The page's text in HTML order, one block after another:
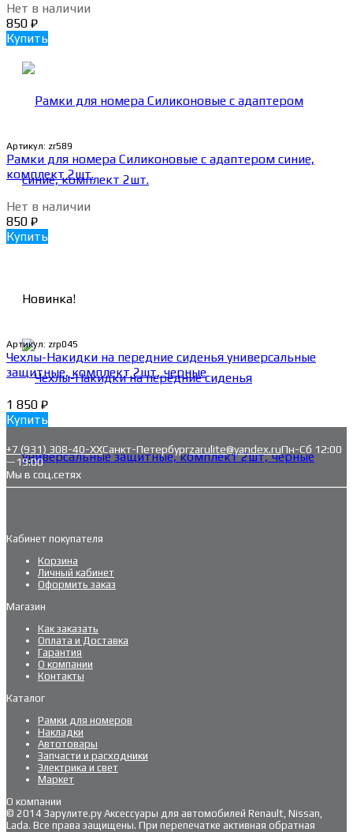
Нет в наличии
850 ₽
Купить
Артикул: zr589
Рамки для номера Силиконовые с адаптером синие,
комплект 2шт.
Нет в наличии
850 ₽
Купить
Новинка!
Артикул: zrp045
Чехлы-Накидки на передние сиденья универсальные
защитные, комплект 2шт, черные
1 850 ₽
Купить
+7 (931) 308-40-ХХСанкт-Петербургzarulite@yandex.ruПн-Сб 12:00
—19:00
Мы в соц.сетях
Кабинет покупателя
Корзина
Личный кабинет
Оформить заказ
Магазин
Как заказать
Оплата и Доставка
Гарантия
О компании
Контакты
Каталог
Рамки для номеров
Накладки
Автотовары
Запчасти и расходники
Электрика и свет
Маркет
О компании
© 2014 Зарулите.ру Аксессуары для автомобилей Renault, Nissan,
Lada. Все права защищены. При перепечатке активная обратная